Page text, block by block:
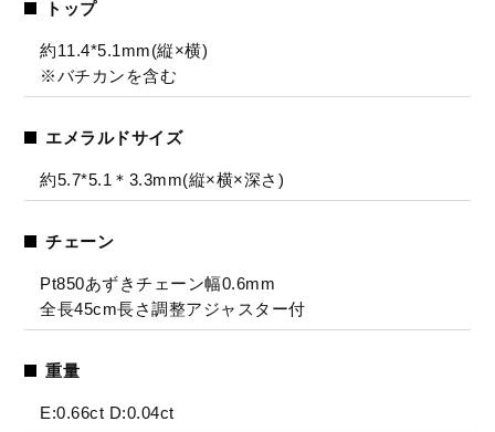
トップ
約11.4*5.1mm(縦×横)
※バチカンを含む
エメラルドサイズ
約5.7*5.1＊3.3mm(縦×横×深さ)
チェーン
Pt850あずきチェーン幅0.6mm
全長45cm長さ調整アジャスター付
重量
E:0.66ct D:0.04ct